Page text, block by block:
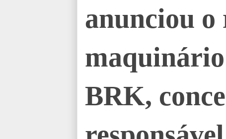
anunciou o
BRK,